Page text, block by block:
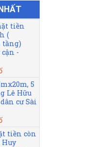
tiền
(
tầng)
-
5
Lê Hữu
cư Sài
tiền còn